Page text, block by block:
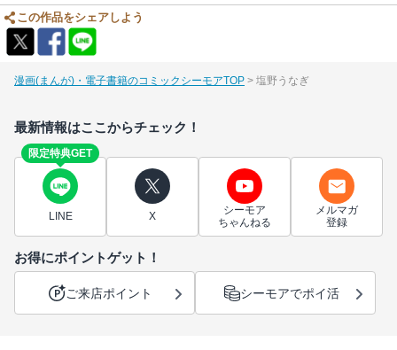
この作品をシェアしよう
漫画(まんが)・電子書籍のコミックシーモアTOP 塩野うなぎ
最新情報はここからチェック！
限定特典GET
LINE X
シーモア
ちゃんねる
メルマガ
登録
お得にポイントゲット！
ご来店ポイント シーモアでポイ活